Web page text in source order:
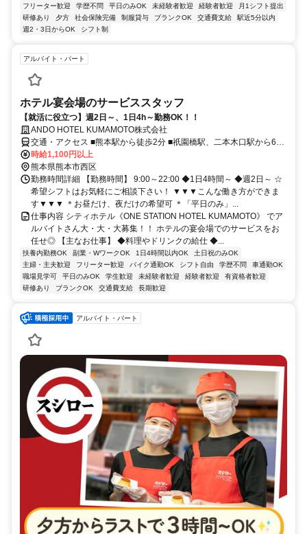
フリーター歓迎
学歴不問 平日のみOK 未経験者歓迎 経験者歓迎
月1シフト提出
研修あり
夕方 社会保険完備 制服貸与 ブランクOK 交通費支給
駅近5分以内
週2・3日からOK
シフト制
アルバイト・パート
ホテル宴会場のサービススタッフ
【就活に役立つ】週2日～、1日4h～勤務OK！！
ANDO HOTEL KUMAMOTO株式会社
交通・アクセス ■熊本駅から徒歩2分 ■祇園橋駅、二本木口駅から6分
■田崎橋駅から徒歩9分 ★交通費・ガソリン代支給
時給1,100円以上
熊本県熊本市西区
勤務時間詳細 【勤務時間】 9:00～22:00 ◆1日4時間～ ◆週2日～ ☆
希望シフトはお気軽にご相談下さい！ ▼▼▼こんな働き方ができま
す▼▼▼ ＊お昼だけ、夜だけの希望可 ＊「平日のみ」...
仕事内容 シティホテル《ONE STATION HOTEL KUMAMOTO》 でア
ルバイトさん大・大・大募集！！ ホテルの宴会場でのサービスをお
任せ◎ 【主なお仕事】 ◆料理やドリンクの給仕 ◆...
扶養内勤務OK 副業・WワークOK 1日4時間以内OK
土日祝のみOK
主婦・主夫歓迎
フリーター歓迎 バイク通勤OK シフト自由 学歴不問
車通勤OK
職場見学可
平日のみOK 学生歓迎 未経験者歓迎 経験者歓迎
有資格者歓迎
研修あり
ブランクOK 交通費支給 長期歓迎
アルバイト・パート